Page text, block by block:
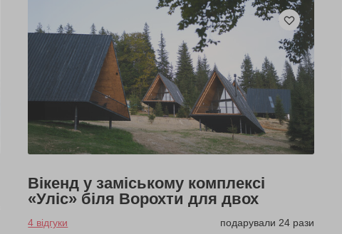
Вікенд у заміському комплексі
«Уліс» біля Ворохти для двох
4 відгуки
подарували 24 рази